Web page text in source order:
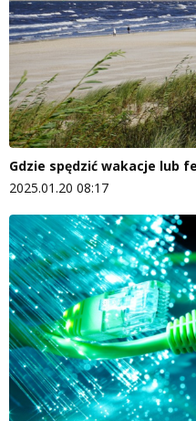
Gdzie spędzić wakacje lub
2025.01.20 08:17